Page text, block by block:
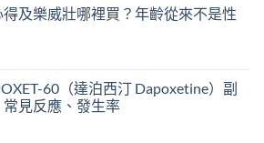
及樂威壯哪裡買？年齡從來不是性
60（達泊西汀 Dapoxetine）副
見反應、發生率